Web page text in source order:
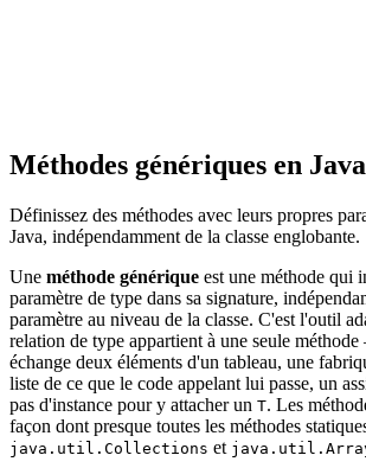
Méthodes génériques en Java
Définissez des méthodes avec leurs propres
Java, indépendamment de la classe englobante.
Une méthode générique est une méthode qui
paramètre de type dans sa signature,
paramètre au niveau de la classe. C'est l'outil
relation de type appartient à une seule
échange deux éléments d'un tableau, une
liste de ce que le code appelant lui passe, un
pas d'instance pour y attacher un T. Les
façon dont presque toutes les méthodes
java.util.Collections et